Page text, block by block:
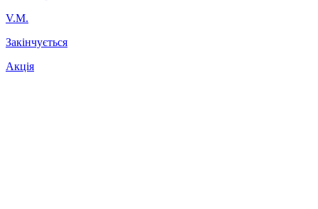
V.M.
Закінчується
Акція